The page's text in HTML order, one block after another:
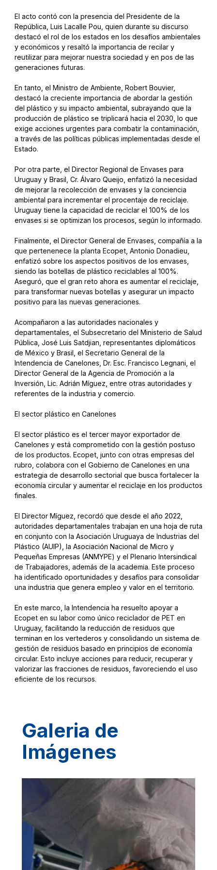
El acto contó con la presencia del Presidente de la
República, Luis Lacalle Pou, quien durante su discurso
destacó el rol de los estados en los desafíos ambientales
y económicos y resaltó la importancia de recilar y
reutilizar para mejorar nuestra sociedad y en pos de las
generaciones futuras.
En tanto, el Ministro de Ambiente, Robert Bouvier,
destacó la creciente importancia de abordar la gestión
del plástico y su impacto ambiental, subrayando que la
producción de plástico se triplicará hacia el 2030, lo que
exige acciones urgentes para combatir la contaminación,
a través de las políticas públicas implementadas desde el
Estado.
Por otra parte, el Director Regional de Envases para
Uruguay y Brasil, Cr. Álvaro Queijo, enfatizó la necesidad
de mejorar la recolección de envases y la conciencia
ambiental para incrementar el procentaje de reciclaje.
Uruguay tiene la capacidad de reciclar el 100% de los
envases si se optimizan los procesos, según lo informado.
Finalmente, el Director General de Envases, compañía a la
que pertenenece la planta Ecopet, Antonio Donadieu,
enfatizó sobre los aspectos positivos de los envases,
siendo las botellas de plástico reciclables al 100%.
Aseguró, que el gran reto ahora es aumentar el reciclaje,
para transformar nuevas botellas y asegurar un impacto
positivo para las nuevas generaciones.
Acompañaron a las autoridades nacionales y
departamentales, el Subsecretario del Ministerio de Salud
Pública, José Luis Satdjian, representantes diplomáticos
de México y Brasil, el Secretario General de la
Intendencia de Canelones, Dr. Esc. Francisco Legnani, el
Director General de la Agencia de Promoción a la
Inversión, Lic. Adrián Míguez, entre otras autoridades y
referentes de la industria y comercio.
El sector plástico en Canelones
El sector plástico es el tercer mayor exportador de
Canelones y está comprometido con la gestión postuso
de los productos. Ecopet, junto con otras empresas del
rubro, colabora con el Gobierno de Canelones en una
estrategia de desarrollo sectorial que busca fortalecer la
economía circular y aumentar el reciclaje en los productos
finales.
El Director Míguez, recordó que desde el año 2022,
autoridades departamentales trabajan en una hoja de ruta
en conjunto con la Asociación Uruguaya de Industrias del
Plástico (AUIP), la Asociación Nacional de Micro y
Pequeñas Empresas (ANMYPE) y el Plenario Intersindical
de Trabajadores, además de la academia. Este proceso
ha identificado oportunidades y desafíos para consolidar
una industria que genera empleo y valor en el territorio.
En este marco, la Intendencia ha resuelto apoyar a
Ecopet en su labor como único reciclador de PET en
Uruguay, facilitando la reducción de residuos que
terminan en los vertederos y consolidando un sistema de
gestión de residuos basado en principios de economía
circular. Esto incluye acciones para reducir, recuperar y
valorizar las fracciones de residuos, favoreciendo el uso
eficiente de los recursos.
Galeria de
Imágenes